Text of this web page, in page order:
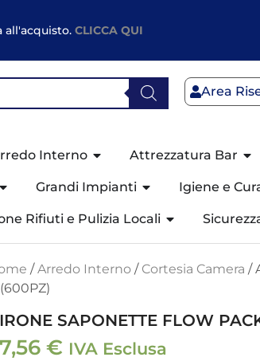
all'acquisto.CLICCA QUI
Area
Interno Attrezzatura Bar
Grandi Impianti Igiene e
Rifiuti e Pulizia Locali
/Arredo Interno / Cortesia Camera /
SAPONETTE FLOW
€ IVA Esclusa